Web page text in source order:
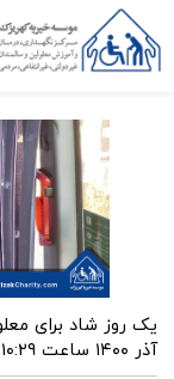
یک روز شاد برای
آذر ۱۴۰۰ ساعت ۱۰:۲۹